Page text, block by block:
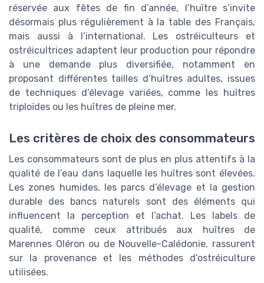
réservée aux fêtes de fin d’année, l’huître s’invite
désormais plus régulièrement à la table des Français,
mais aussi à l’international. Les ostréiculteurs et
ostréicultrices adaptent leur production pour répondre
à une demande plus diversifiée, notamment en
proposant différentes tailles d’huîtres adultes, issues
de techniques d’élevage variées, comme les huîtres
triploïdes ou les huîtres de pleine mer.
Les critères de choix des consommateurs
Les consommateurs sont de plus en plus attentifs à la
qualité de l’eau dans laquelle les huîtres sont élevées.
Les zones humides, les parcs d’élevage et la gestion
durable des bancs naturels sont des éléments qui
influencent la perception et l’achat. Les labels de
qualité, comme ceux attribués aux huîtres de
Marennes Oléron ou de Nouvelle-Calédonie, rassurent
sur la provenance et les méthodes d’ostréiculture
utilisées.